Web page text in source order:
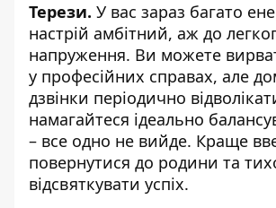
Терези. У вас зараз багато
настрій амбітний, аж до
напруження. Ви можете
у професійних справах, але
дзвінки періодично
намагайтеся ідеально
– все одно не вийде. Краще
повернутися до родини та
відсвяткувати успіх.